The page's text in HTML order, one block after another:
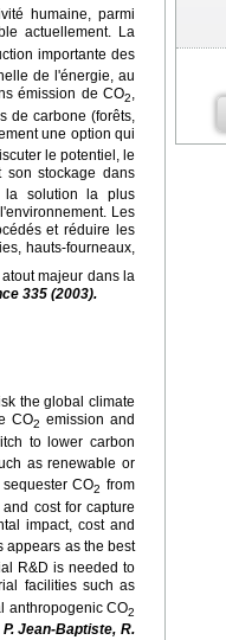
humaine, parmi
actuellement. La
importante des
de l'énergie, au
émission de CO2,
de carbone (forêts,
une option qui
le potentiel, le
son stockage dans
la solution la plus
Les
et réduire les
hauts-fourneaux,
majeur dans la
335 (2003).
the global climate
CO2 emission and
to lower carbon
as renewable or
CO2 from
cost for capture
impact, cost and
appears as the best
R&D is needed to
facilities such as
anthropogenic CO2
Jean-Baptiste, R.